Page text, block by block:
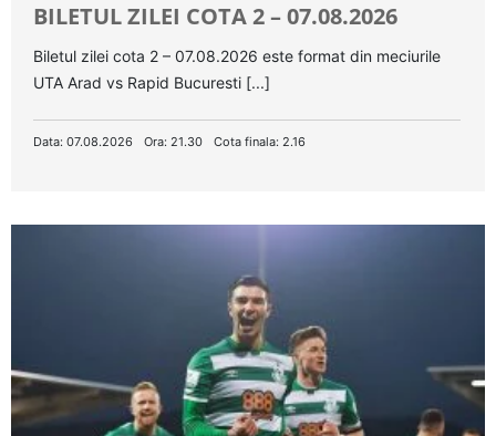
BILETUL ZILEI COTA 2 – 07.08.2026
Biletul zilei cota 2 – 07.08.2026 este format din meciurile
UTA Arad vs Rapid Bucuresti [...]
Data: 07.08.2026 Ora: 21.30 Cota finala: 2.16